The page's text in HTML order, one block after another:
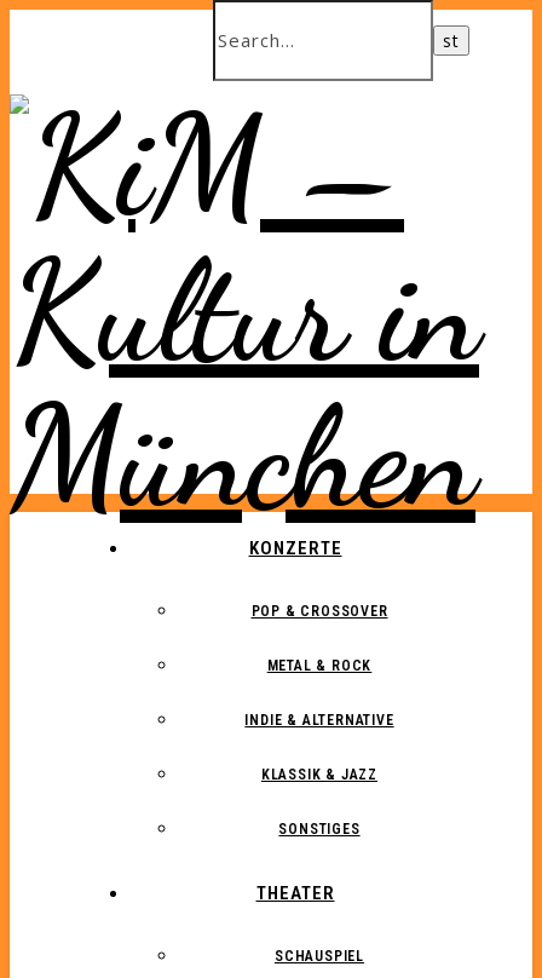
KONZERTE
POP & CROSSOVER
METAL & ROCK
INDIE & ALTERNATIVE
KLASSIK & JAZZ
SONSTIGES
THEATER
SCHAUSPIEL